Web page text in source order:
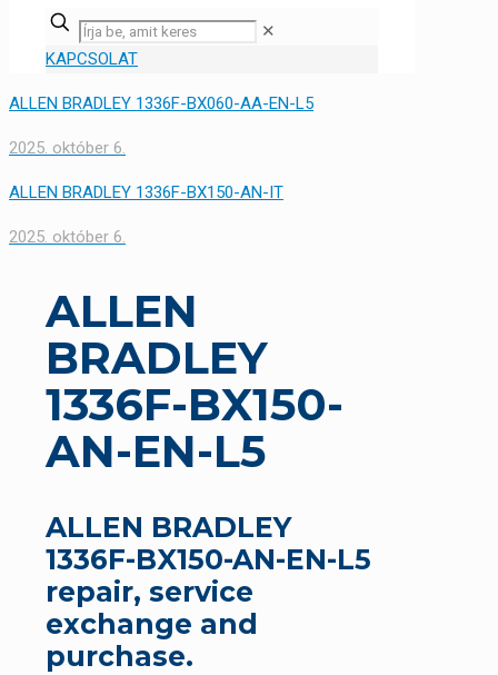
✕
KAPCSOLAT
ALLEN BRADLEY 1336F-BX060-AA-EN-L5
2025. október 6.
ALLEN BRADLEY 1336F-BX150-AN-IT
2025. október 6.
ALLEN
BRADLEY
1336F-BX150-
AN-EN-L5
ALLEN BRADLEY
1336F-BX150-AN-EN-L5
repair, service
exchange and
purchase.